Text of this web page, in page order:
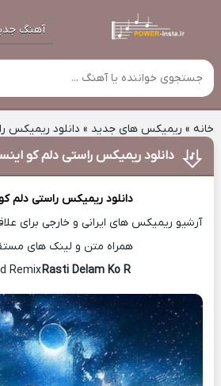
آهنگ
خانه» ریمیکس های جدید » دانلود ریمیکس
دانلود ریمیکس راستی دلم کو
دانلود ریمیکس راستی دلم
آرشیو ریمیکس های ایرانی و خارجی برای
همراه متن و لینک های
Download Remix
Rasti Delam Ko R